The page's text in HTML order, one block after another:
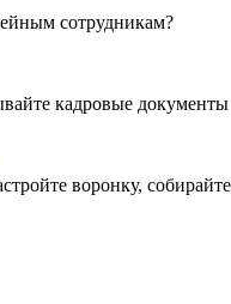
сотрудникам?
кадровые
воронку,